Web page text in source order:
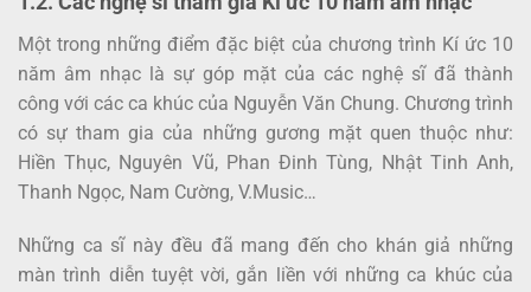
Một trong những điểm đặc biệt của chương trình Kí ức 10
năm âm nhạc là sự góp mặt của các nghệ sĩ đã thành
công với các ca khúc của Nguyễn Văn Chung. Chương trình
có sự tham gia của những gương mặt quen thuộc như:
Hiền Thục, Nguyên Vũ, Phan Đinh Tùng, Nhật Tinh Anh,
Thanh Ngọc, Nam Cường, V.Music…
Những ca sĩ này đều đã mang đến cho khán giả những
màn trình diễn tuyệt vời, gắn liền với những ca khúc của